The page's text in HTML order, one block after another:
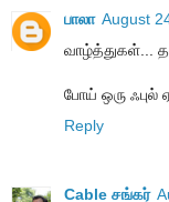
பாலா August
வாழ்த்துகள்...
போய் ஒரு ஃபுல்
Reply
Cable சங்கர்